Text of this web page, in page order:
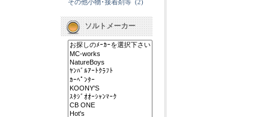
その他小物･接着剤等 (2)
ソルトメーカー